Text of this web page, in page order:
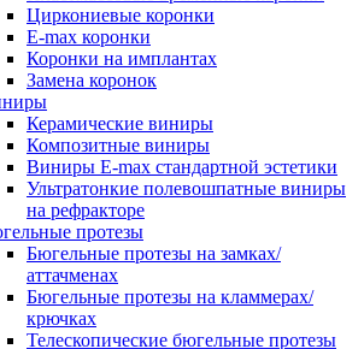
Циркониевые коронки
E-max коронки
Коронки на имплантах
Замена коронок
Керамические виниры
Композитные виниры
Виниры E-max стандартной эстетики
Ультратонкие полевошпатные виниры
на рефракторе
протезы
Бюгельные протезы на замках/
аттачменах
Бюгельные протезы на кламмерах/
крючках
Телескопические бюгельные протезы